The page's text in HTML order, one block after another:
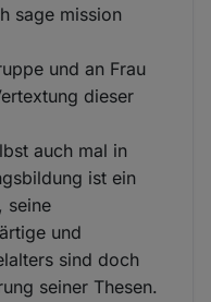
sage mission
und an Frau
dieser
auch mal in
ist ein
seine
und
sind doch
seiner Thesen.